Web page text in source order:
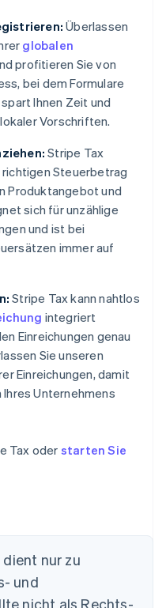
Überlassen
globalen
profitieren Sie von
bei dem Formulare
Ihnen Zeit und
Vorschriften.
Stripe Tax
Steuerbetrag
Produktangebot und
sich für unzählige
und ist bei
immer auf
Stripe Tax kann nahtlos
integriert
Einreichungen genau
Sie unseren
Einreichungen, damit
Ihres Unternehmens
Tax oder starten Sie
nur zu
und
nicht als Rechts-